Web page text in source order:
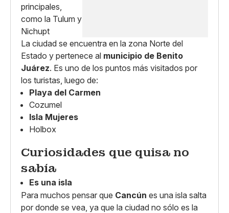
La ciudad se encuentra en la zona Norte del
Estado y pertenece al municipio de Benito
Juárez. Es uno de los puntos más visitados por
los turistas, luego de:
Playa del Carmen
Cozumel
Isla Mujeres
Holbox
Curiosidades que quisa no
sabía
Es una isla
Para muchos pensar que Cancún es una isla salta
por donde se vea, ya que la ciudad no sólo es la